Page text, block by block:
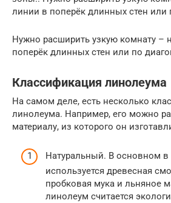
линии в поперёк длинных стен или
Нужно расширить узкую комнату –
поперёк длинных стен или по
Классификация линолеума
На самом деле, есть несколько
линолеума. Например, его можно
материалу, из которого он
Натуральный. В основном в
используется древесная
пробковая мука и льняное
линолеум считается